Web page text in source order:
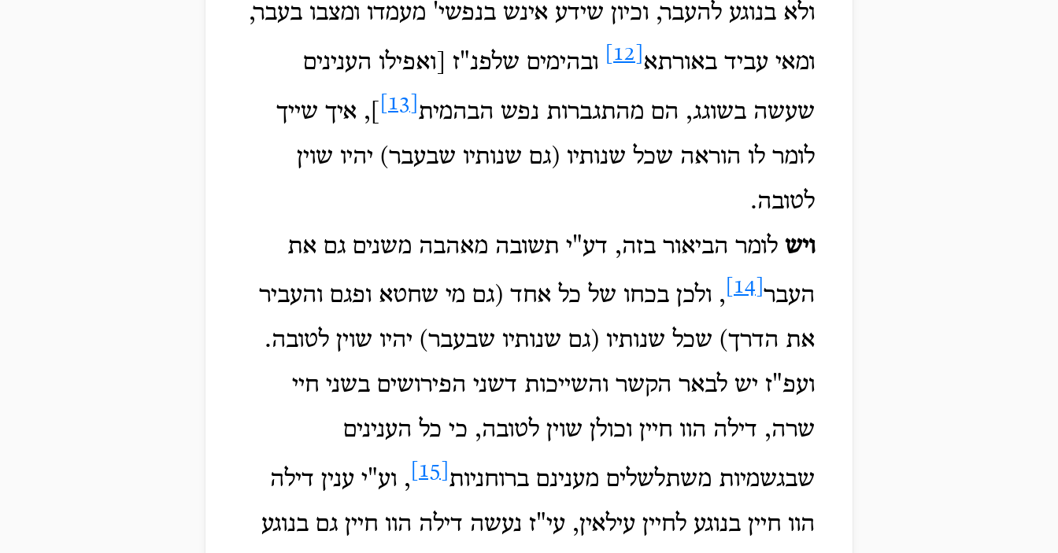
ולא בנוגע להעבר, וכיון שידע אינש בנפשי' מעמדו ומצבו בעבר,
ומאי עביד באורתא
ובהימים שלפנ"ז [ואפילו הענינים
שעשה בשוגג, הם מהתגברות נפש הבהמית
], איך שייך
לומר לו הוראה שכל שנותיו (גם שנותיו שבעבר) יהיו שוין
לטובה.
ויש לומר הביאור בזה, דע"י תשובה מאהבה משנים גם את
העבר
, ולכן בכחו של כל אחד (גם מי שחטא ופגם והעביר
את הדרך) שכל שנותיו (גם שנותיו שבעבר) יהיו שוין לטובה.
ועפ"ז יש לבאר הקשר והשייכות דשני הפירושים בשני חיי
שרה, דילה הוו חיין וכולן שוין לטובה, כי כל הענינים
שבגשמיות משתלשלים מענינם ברוחניות
, וע"י ענין דילה
הוו חיין בנוגע לחיין עילאין, עי"ז נעשה דילה הוו חיין גם בנוגע